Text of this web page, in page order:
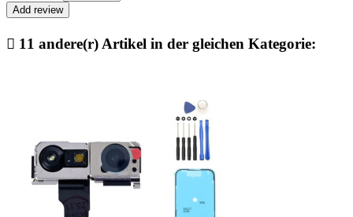
 11 andere(r) Artikel in der gleichen Kategorie: